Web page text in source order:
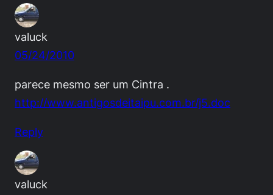
valuck
05/24/2010
parece mesmo ser um Cintra .
http://www.antigosdeitaipu.com.br/j5.doc
Reply
valuck